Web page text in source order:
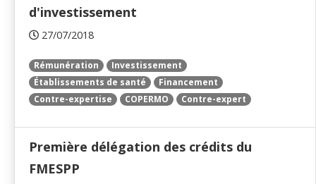
d'investissement
27/07/2018
Rémunération
Investissement
Établissements de santé
Financement
Contre-expertise
COPERMO Contre-expert
Première délégation des crédits du
FMESPP